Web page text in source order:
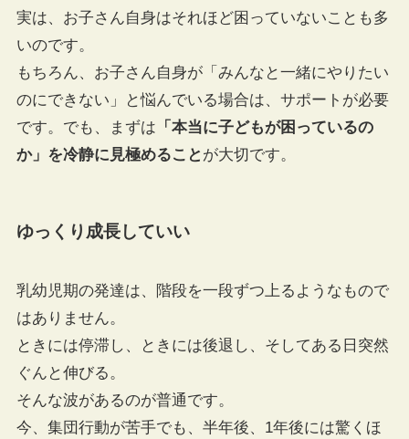
実は、お子さん自身はそれほど困っていないことも多
いのです。
もちろん、お子さん自身が「みんなと一緒にやりたい
のにできない」と悩んでいる場合は、サポートが必要
です。でも、まずは 「本当に子どもが困っているの
か」を冷静に見極めること が大切です。
ゆっくり成長していい
乳幼児期の発達は、階段を一段ずつ上るようなもので
はありません。
ときには停滞し、ときには後退し、そしてある日突然
ぐんと伸びる。
そんな波があるのが普通です。
今、集団行動が苦手でも、半年後、1年後には驚くほ